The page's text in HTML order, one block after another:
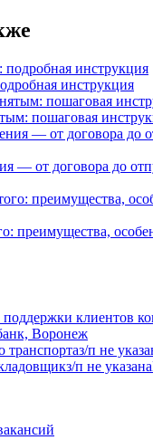
инструкция
пошаговая
— от договора до
преимущества,
клиентов
Воронеж
транспортаз/п не
з/п не указана